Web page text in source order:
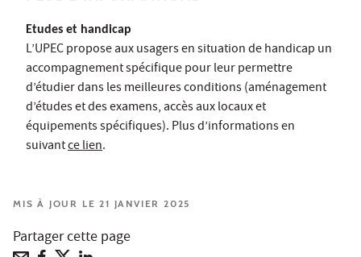
Etudes et handicap
L’UPEC propose aux usagers en situation de handicap un
accompagnement spécifique pour leur permettre
d’étudier dans les meilleures conditions (aménagement
d’études et des examens, accès aux locaux et
équipements spécifiques). Plus d’informations en
suivantce lien.
MIS À JOUR LE 21 JANVIER 2025
Partager cette page